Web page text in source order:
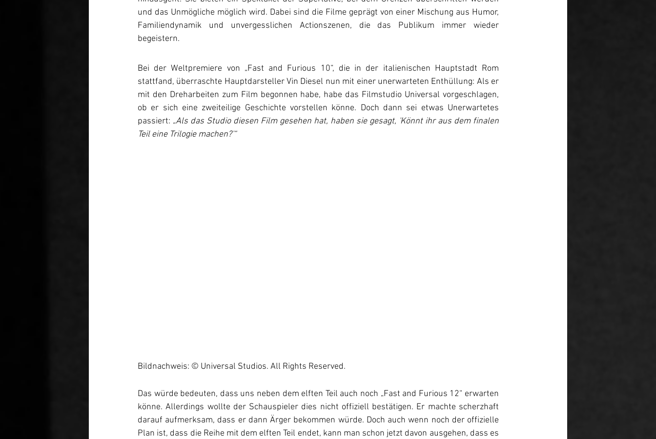
und das Unmögliche möglich wird. Dabei sind die Filme geprägt von einer Mischung aus Humor,
Familiendynamik und unvergesslichen Actionszenen, die das Publikum immer wieder
begeistern.
Bei der Weltpremiere von „Fast and Furious 10“, die in der italienischen Hauptstadt Rom
stattfand, überraschte Hauptdarsteller Vin Diesel nun mit einer unerwarteten Enthüllung: Als er
mit den Dreharbeiten zum Film begonnen habe, habe das Filmstudio Universal vorgeschlagen,
ob er sich eine zweiteilige Geschichte vorstellen könne. Doch dann sei etwas Unerwartetes
passiert: „Als das Studio diesen Film gesehen hat, haben sie gesagt, 'Könnt ihr aus dem finalen
Teil eine Trilogie machen?'“
Bildnachweis: © Universal Studios. All Rights Reserved.
Das würde bedeuten, dass uns neben dem elften Teil auch noch „Fast and Furious 12“ erwarten
könne. Allerdings wollte der Schauspieler dies nicht offiziell bestätigen. Er machte scherzhaft
darauf aufmerksam, dass er dann Ärger bekommen würde. Doch auch wenn noch der offizielle
Plan ist, dass die Reihe mit dem elften Teil endet, kann man schon jetzt davon ausgehen, dass es